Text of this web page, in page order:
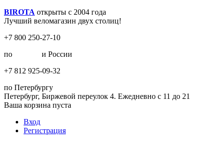
BIROTA открыты с 2004 года
Лучший веломагазин двух столиц!
+7 800 250-27-10
по
и России
+7 812 925-09-32
по Петербургу
Петербург, Биржевой переулок 4. Ежедневно с 11 до 21
Ваша корзина пуста
Вход
Регистрация